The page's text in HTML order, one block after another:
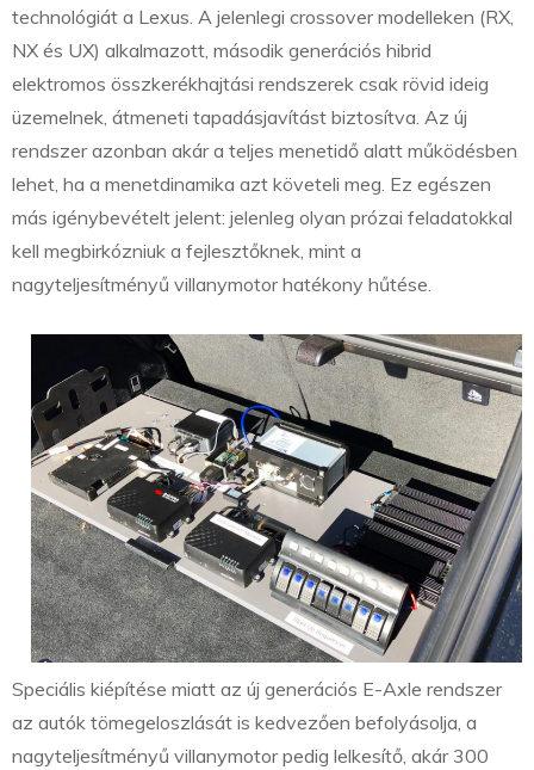
technológiát a Lexus. A jelenlegi crossover modelleken (RX,
NX és UX) alkalmazott, második generációs hibrid
elektromos összkerékhajtási rendszerek csak rövid ideig
üzemelnek, átmeneti tapadásjavítást biztosítva. Az új
rendszer azonban akár a teljes menetidő alatt működésben
lehet, ha a menetdinamika azt követeli meg. Ez egészen
más igénybevételt jelent: jelenleg olyan prózai feladatokkal
kell megbirkózniuk a fejlesztőknek, mint a
nagyteljesítményű villanymotor hatékony hűtése.
Speciális kiépítése miatt az új generációs E-Axle rendszer
az autók tömegeloszlását is kedvezően befolyásolja, a
nagyteljesítményű villanymotor pedig lelkesítő, akár 300